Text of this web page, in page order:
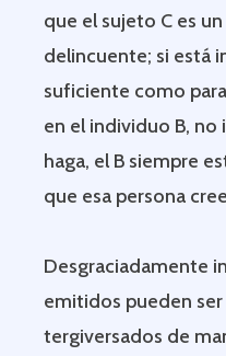
que el sujeto C es
delincuente; si está
suficiente como
en el individuo B,
haga, el B siempre
que esa persona
Desgraciadamente
emitidos pueden
tergiversados de